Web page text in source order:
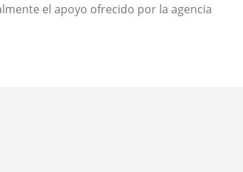
el apoyo ofrecido por la agencia